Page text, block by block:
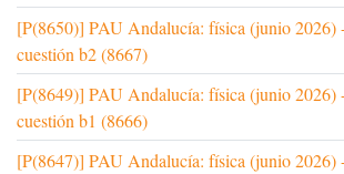
[P(8650)] PAU Andalucía: física (junio 2026)
cuestión b2 (8667)
[P(8649)] PAU Andalucía: física (junio 2026)
cuestión b1 (8666)
[P(8647)] PAU Andalucía: física (junio 2026)